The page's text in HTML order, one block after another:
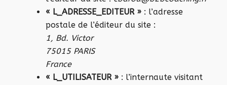
« L_ADRESSE_EDITEUR » : l’adresse
postale de l’éditeur du site :
1, Bd. Victor
75015 PARIS
France
« L_UTILISATEUR » : l’internaute visitant